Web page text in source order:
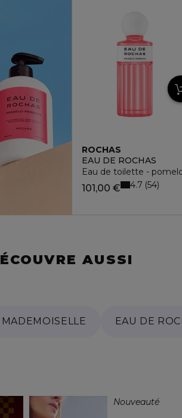
ROCHAS
EAU DE ROCHAS
Eau de toilette -
101,00 € 4.7 54
AUSSI
MADEMOISELLE EAU DE
Nouveauté